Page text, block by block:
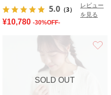
5.0 （3）
レビュー
を見る
¥10,780 -30%OFF-
SOLD OUT